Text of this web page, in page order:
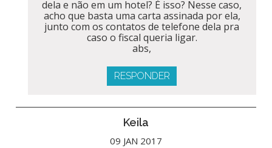
dela e não em um hotel? É isso? Nesse caso,
acho que basta uma carta assinada por ela,
junto com os contatos de telefone dela pra
caso o fiscal queria ligar.
abs,
RESPONDER
Keila
09 JAN 2017